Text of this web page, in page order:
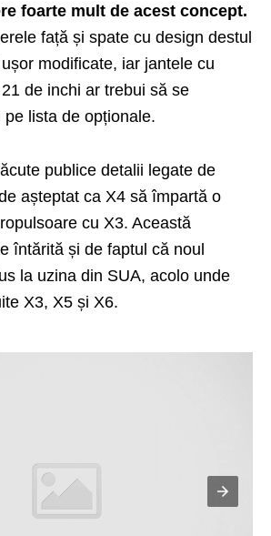
foarte mult de acest concept.
față și spate cu design destul
modificate, iar jantele cu
de inchi ar trebui să se
lista de opționale.
publice detalii legate de
așteptat ca X4 să împartă o
cu X3. Această
întărită și de faptul că noul
la uzina din SUA, acolo unde
X3, X5 și X6.